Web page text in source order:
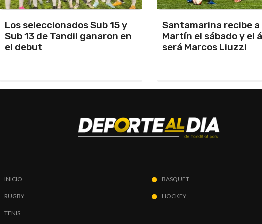
Santamarina recibe a San
Martín el sábado y el árbitro
será Marcos Liuzzi
Los Pumas se
enfrentar a Sudáfrica
INICIO
RUGBY
TENIS
BASQUET
HOCKEY